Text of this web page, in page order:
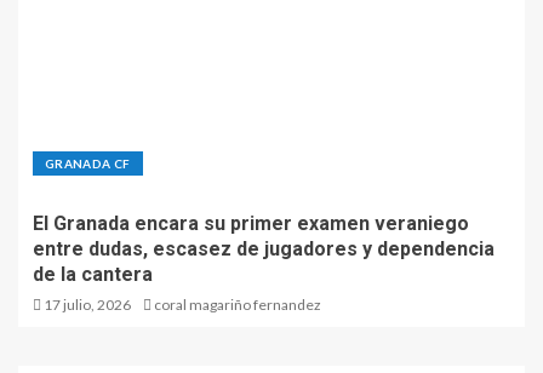
GRANADA CF
El Granada encara su primer examen veraniego
entre dudas, escasez de jugadores y dependencia
de la cantera
17 julio, 2026 coral magariño fernandez